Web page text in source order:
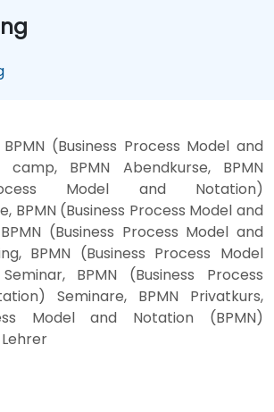
BPMN (Business Process Model and
BPMN Abendkurse, BPMN
Model and Notation)
BPMN (Business Process Model and
(Business Process Model and
BPMN (Business Process Model
BPMN (Business Process
Seminare, BPMN Privatkurs,
Model and Notation (BPMN)